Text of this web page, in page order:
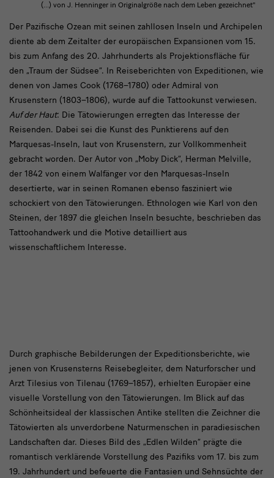
text
1
Der Pazifische Ozean mit seinen zahllosen Inseln und Archipelen
diente ab dem Zeitalter der europäischen Expansionen vom 15.
bis zum Anfang des 20. Jahrhunderts als Projektionsfläche für
den „Traum der Südsee“. In Reiseberichten von Expeditionen, wie
denen von James Cook (1768–1780) oder Admiral von
Krusenstern (1803–1806), wurde auf die Tattookunst verwiesen.
Auf der Haut: Die Tätowierungen erregten das Interesse der
Reisenden. Dabei sei die Kunst des Punktierens auf den
Marquesas-Inseln, laut von Krusenstern, zur Vollkommenheit
gebracht worden. Der Autor von „Moby Dick“, Herman Melville,
der 1842 von einem Walfänger vor den Marquesas-Inseln
desertierte, war in seinen Romanen ebenso fasziniert wie
schockiert von den Tätowierungen. Ethnologen wie Karl von den
Steinen, der 1897 die gleichen Inseln besuchte, beschrieben das
Tattoohandwerk und die Motive detailliert aus
wissenschaftlichem Interesse.
(...) von J. Henninger in Originalgröße nach dem Leben gezeichnet"
text
2
Durch graphische Bebilderungen der Expeditionsberichte, wie
jenen von Krusensterns Reisebegleiter, dem Naturforscher und
Arzt Tilesius von Tilenau (1769–1857), erhielten Europäer eine
visuelle Vorstellung von den Tätowierungen. Im Blick auf das
Schönheitsideal der klassischen Antike stellten die Zeichner die
Tätowierten als unverdorbene Naturmenschen in paradiesischen
Landschaften dar. Dieses Bild des „Edlen Wilden“ prägte die
romantisch verklärende Vorstellung des Pazifiks vom 17. bis zum
19. Jahrhundert und befeuerte die Fantasien und Sehnsüchte der